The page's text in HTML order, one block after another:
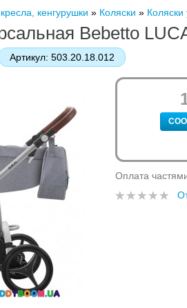
кенгурушки » Коляски »
Bebetto
Артикул: 503.20.18.012
Оплата